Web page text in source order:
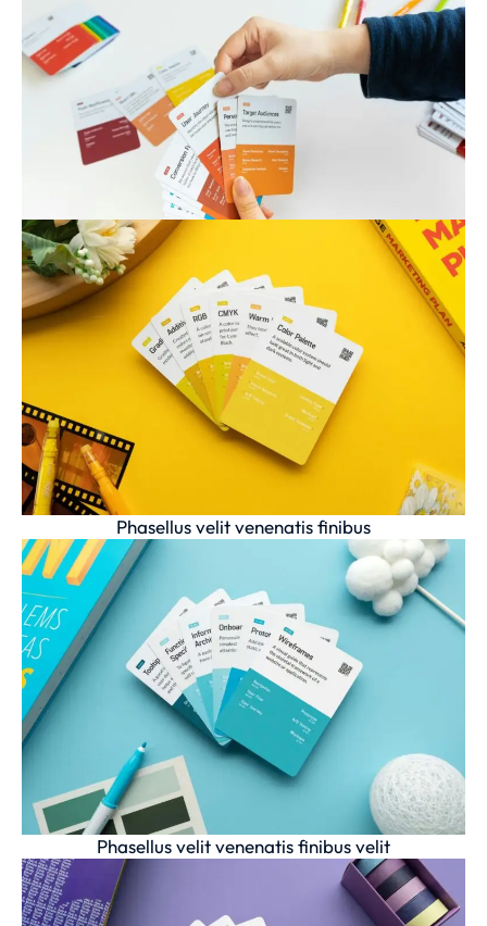
Phasellus velit venenatis finibus
Phasellus velit venenatis finibus velit